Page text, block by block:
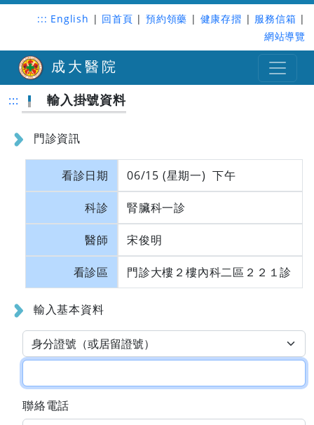
::: English | 回首頁 | 預約領藥 | 健康存摺 | 服務信箱 |
網站導覽
成大醫院
::: 輸入掛號資料
門診資訊
看診日期 06/15 (星期一) 下午
科診 腎臟科一診
醫師 宋俊明
看診區 門診大樓２樓內科二區２２１診
輸入基本資料
聯絡電話